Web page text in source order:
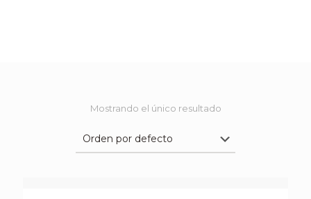
Mostrando el único resultado